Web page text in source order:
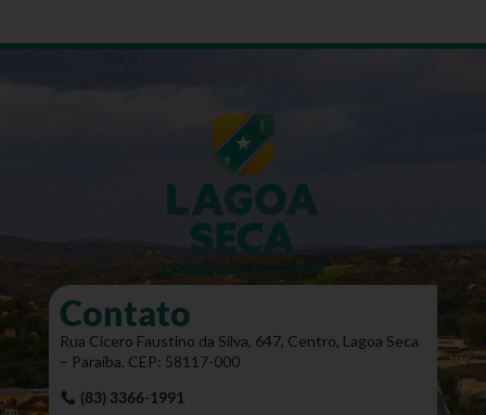
Contato
Rua Cícero Faustino da Silva, 647, Centro, Lagoa Seca
– Paraíba. CEP: 58117-000
(83) 3366-1991